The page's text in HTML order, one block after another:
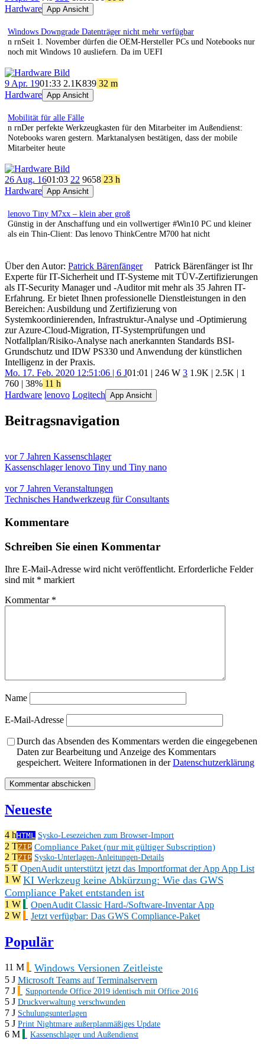
Hardware App Ansicht
Windows Downgrade Datenträger nicht mehr verfügbar
n rnSeit 1. November dürfen die OEM-Hersteller PCs und Notebooks nur
noch mit Windows 10 ausliefern. Da im UEFI
9 Apr. 1901:33 2.1K839 32 m
Hardware App Ansicht
Mobilität für alle Fälle
n rnDer perfekte Werkzeugkasten für den Mitarbeiter im Außendienst:
Notebooks waren gestern. Marktanalysen bestätigen, dass der mobile
Mitarbeiter heute
26 Aug. 1601:03 22 9658 23 h
Hardware App Ansicht
lenovo Tiny M7xx – klein aber groß
Günstig in der Anschaffung und ein vollwertiger #Win10 PC und kleiner
als ein Thin-Client: Das lenovo ThinkCentre M700 hat nicht
Über den Autor: Patrick Bärenfänger
Patrick Bärenfänger ist Ihr
Experte für IT-Sicherheit und IT-Systeme mit TÜV-Zertifizierungen
als IT-Security Manager und -Auditor mit mehr als 35 Jahren IT-
Erfahrung. Er bietet Ihnen professionelle Dienstleistungen in den
Bereichen: Ausbildung und Zertifizierung von
Systemkoordinierenden, Infrastruktur-Analyse und -Optimierung
zur Azure-Cloud-Migration, IT-Systemprüfungen und
Notfallplan/Risiko-Analyse nach anerkannten Standards BSI-
Grundschutz und IDW PS330 und Anwendung der künstlichen
Intelligenz in der Praxis.
Mo. 17. Feb. 2020 12:51:06 | 6 J01:01 | 246 W 3 1.9K | 2.5K | 1
760 | 38% 11 h
Hardware lenovo Logitech App Ansicht
Beitragsnavigation
vor 7 Jahren Kassenschlager
Kassenschlager lenovo Tiny und Tiny nano
vor 7 Jahren Veranstaltungen
Technisches Handwerkzeug für Consultants
Kommentare
Schreiben Sie einen Kommentar
Ihre E-Mail-Adresse wird nicht veröffentlicht. Erforderliche Felder
sind mit * markiert
Kommentar *
Name
E-Mail-Adresse
Durch das Absenden des Kommentars werden die eingegebenen
Daten zur Bearbeitung und Anzeige des Kommentars
gespeichert. Weitere Informationen in derDatenschutzerklärung
Neueste
4 hHTML Sysko-Lesezeichen zum Browser-Import
2 TZIP Compliance Paket (nur mit gültiger Subscription)
2 TZIP Sysko-Unterlagen-Anleitungen-Details
5 T OpenAudit unterstützt jetzt das Importformat der App App List
1 W KI Werkzeug keine Abkürzung: Wie das GWS
Compliance Paket entstanden ist
1 W
OpenAudit Classic Hard-/Software-Inventar App
2 W
Jetzt verfügbar: Das GWS Compliance-Paket
Populär
11 M Windows Versionen Zeitleiste
5 J Microsoft Teams auf Terminalservern
7 J
Supportende Office 2019 identisch mit Office 2016
5 J Druckverwaltung verschwunden
7 J Schulungsunterlagen
5 J Print Nightmare außerplanmäßiges Update
6 M Kassenschlager und Außendienst